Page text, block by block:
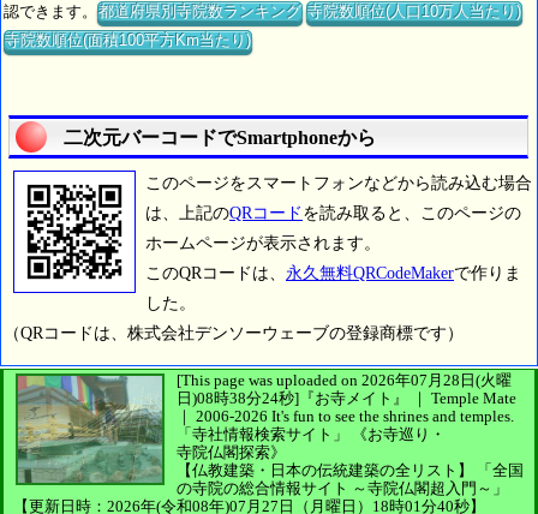
認できます。都道府県別寺院数ランキング 寺院数順位(人口10万人当たり)
寺院数順位(面積100平方Km当たり)
二次元バーコードでSmartphoneから
このページをスマートフォンなどから読み込む場合
は、上記のQRコード を読み取ると、このページの
ホームページが表示されます。
このQRコードは、 永久無料QRCodeMakerで作りま
した。
（QRコードは、株式会社デンソーウェーブの登録商標です）
[This page was uploaded on 2026年07月28日(火曜
日)08時38分24秒] 『お寺メイト』 ｜ Temple Mate
｜ 2006-2026 It's fun to see the shrines and temples.
「寺社情報検索サイト」
《お寺巡り・
寺院仏閣探索》
【仏教建築・日本の伝統建築の全リスト】
「全国
の寺院の総合情報サイト ～寺院仏閣超入門～」
【更新日時：2026年(令和08年)07月27日（月曜日）18時01分40秒】